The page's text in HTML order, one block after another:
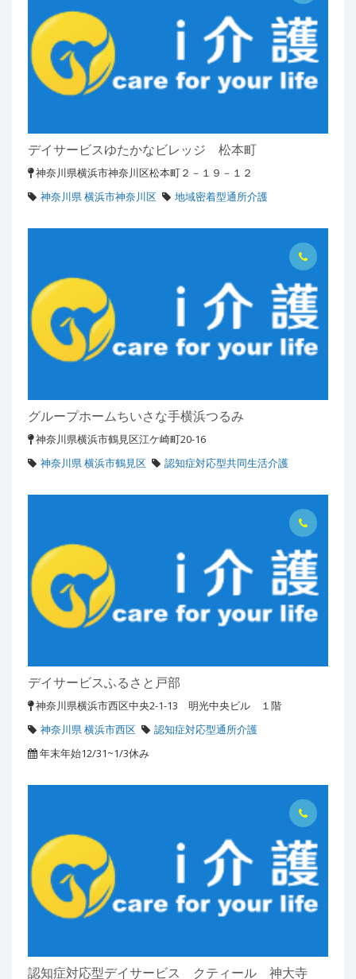
デイサービスゆたかなビレッジ 松本町
神奈川県横浜市神奈川区松本町２－１９－１２
神奈川県 横浜市神奈川区
地域密着型通所介護
グループホームちいさな手横浜つるみ
神奈川県横浜市鶴見区江ケ崎町20-16
神奈川県 横浜市鶴見区
認知症対応型共同生活介護
デイサービスふるさと戸部
神奈川県横浜市西区中央2-1-13 明光中央ビル １階
神奈川県 横浜市西区
認知症対応型通所介護
年末年始12/31~1/3休み
認知症対応型デイサービス クティール 神大寺